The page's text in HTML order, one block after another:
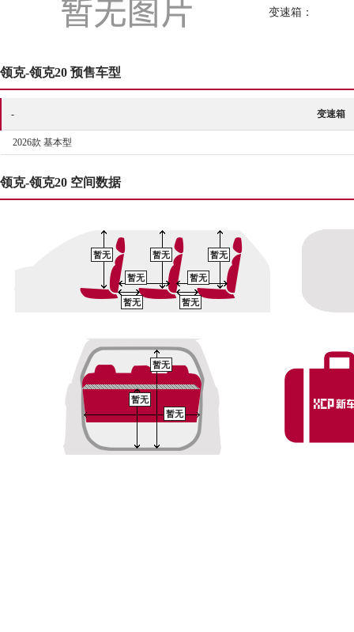
变速箱：
领克-领克20 预售车型
- 变速箱
2026款 基本型
领克-领克20 空间数据
暂无 暂无 暂无
暂无
暂无 暂无
暂无
暂无
暂无
暂无